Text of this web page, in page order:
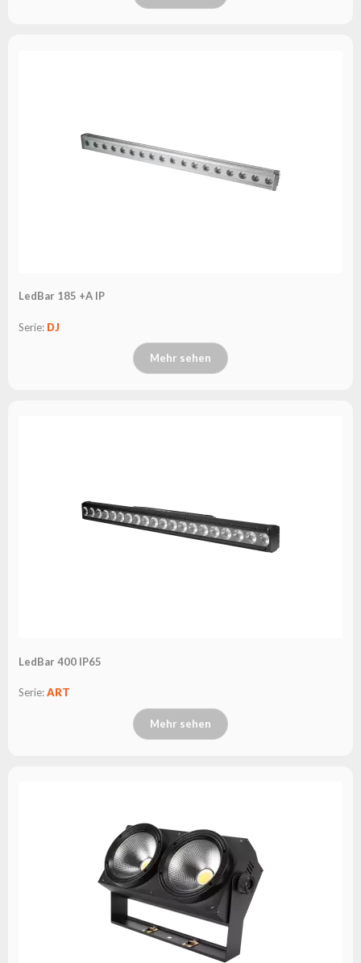
LedBar 185 +A IP
Serie: DJ
Mehr sehen
LedBar 400 IP65
Serie:ART
Mehr sehen